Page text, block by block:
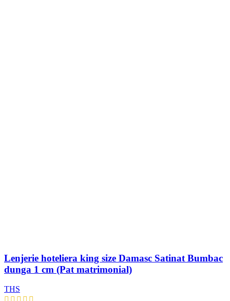
Lenjerie hoteliera king size Damasc Satinat Bumbac
dunga 1 cm (Pat matrimonial)
THS